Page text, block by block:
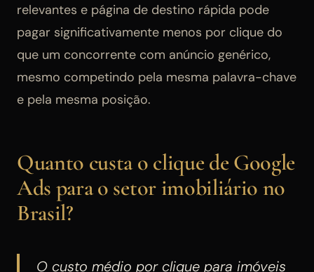
relevantes e página de destino rápida pode
pagar significativamente menos por clique do
que um concorrente com anúncio genérico,
mesmo competindo pela mesma palavra-chave
e pela mesma posição.
Quanto custa o clique de Google
Ads para o setor imobiliário no
Brasil?
O custo médio por clique para imóveis